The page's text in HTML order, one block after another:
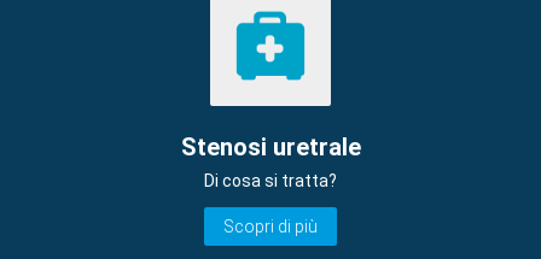
Stenosi uretrale
Di cosa si tratta?
Scopri di più